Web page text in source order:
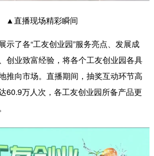
▲直播现场精彩瞬间
了各“工友创业园”服务亮点、发展成
创业致富经验，将各个工友创业园各具
推向市场。直播期间，抽奖互动环节高
60.9万人次，各工友创业园所备产品更